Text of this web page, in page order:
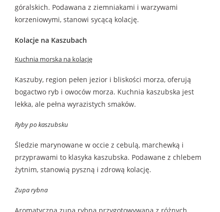
góralskich. Podawana z ziemniakami i warzywami
korzeniowymi, stanowi sycącą kolację.
Kolacje na Kaszubach
Kuchnia morska na kolację
Kaszuby, region pełen jezior i bliskości morza, oferują
bogactwo ryb i owoców morza. Kuchnia kaszubska jest
lekka, ale pełna wyrazistych smaków.
Ryby po kaszubsku
Śledzie marynowane w occie z cebulą, marchewką i
przyprawami to klasyka kaszubska. Podawane z chlebem
żytnim, stanowią pyszną i zdrową kolację.
Zupa rybna
Aromatyczna zupa rybna przygotowywana z różnych